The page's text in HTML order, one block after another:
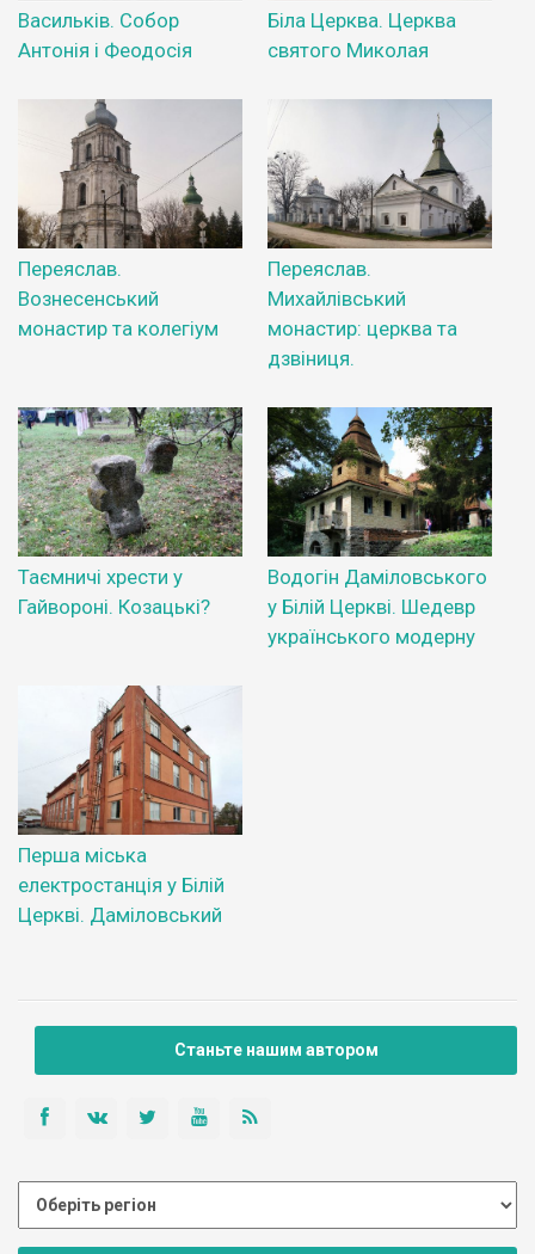
Васильків. Собор
Антонія і Феодосія
Біла Церква. Церква
святого Миколая
Переяслав.
Вознесенський
монастир та колегіум
Переяслав.
Михайлівський
монастир: церква та
дзвіниця.
Таємничі хрести у
Гайвороні. Козацькі?
Водогін Даміловського
у Білій Церкві. Шедевр
українського модерну
Перша міська
електростанція у Білій
Церкві. Даміловський
Станьте нашим автором